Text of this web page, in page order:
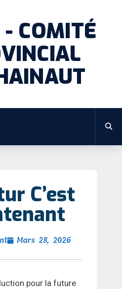
- COMITÉ
C’est
Mars 28, 2026
pour la future